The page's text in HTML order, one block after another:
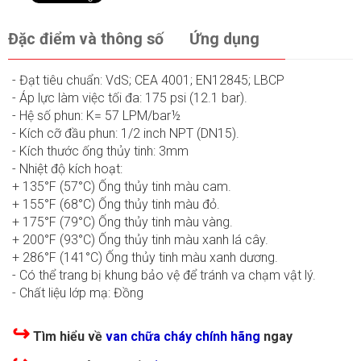
Đặc điểm và thông số Ứng dụng
- Đạt tiêu chuẩn: VdS; CEA 4001; EN12845; LBCP
- Áp lực làm việc tối đa: 175 psi (12.1 bar).
- Hệ số phun: K= 57 LPM/bar½
- Kích cỡ đầu phun: 1/2 inch NPT (DN15).
- Kích thước ống thủy tinh: 3mm
- Nhiệt độ kích hoạt:
+ 135°F (57°C) Ống thủy tinh màu cam.
+ 155°F (68°C) Ống thủy tinh màu đỏ.
+ 175°F (79°C) Ống thủy tinh màu vàng.
+ 200°F (93°C) Ống thủy tinh màu xanh lá cây.
+ 286°F (141°C) Ống thủy tinh màu xanh dương.
- Có thể trang bị khung bảo vệ để tránh va chạm vật lý.
- Chất liệu lớp mạ: Đồng
↪ Tìm hiểu về van chữa cháy chính hãng ngay